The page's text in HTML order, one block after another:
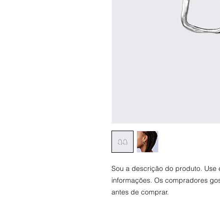
Sou a descrição do produto.
informações. Os compradores
antes de comprar.